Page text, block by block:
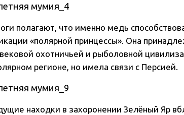
полагают, что именно медь
«полярной принцессы». Она
охотничьей и рыболовной
регионе, но имела связи с Персией.
находки в захоронении Зелёный Яр